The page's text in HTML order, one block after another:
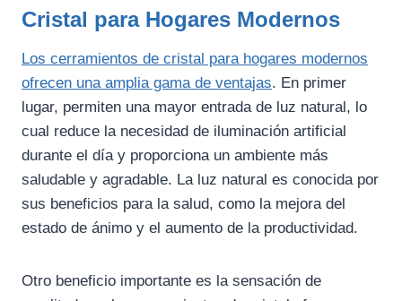
Cristal para Hogares Modernos
Los cerramientos de cristal para hogares modernos
ofrecen una amplia gama de ventajas. En primer
lugar, permiten una mayor entrada de luz natural, lo
cual reduce la necesidad de iluminación artificial
durante el día y proporciona un ambiente más
saludable y agradable. La luz natural es conocida por
sus beneficios para la salud, como la mejora del
estado de ánimo y el aumento de la productividad.
Otro beneficio importante es la sensación de